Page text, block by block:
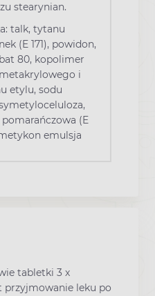
stearynian.
talk, tytanu
(E 171), powidon,
80, kopolimer
i
etylu, sodu
pomarańczowa (E
emulsja
tabletki 3 x
przyjmowanie leku po